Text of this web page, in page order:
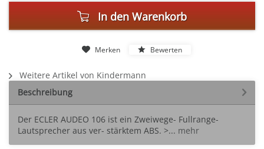
In den Warenkorb
Merken Bewerten
Weitere Artikel von Kindermann
Beschreibung
Der ECLER AUDEO 106 ist ein Zweiwege- Fullrange-
Lautsprecher aus ver- stärktem ABS. >... mehr